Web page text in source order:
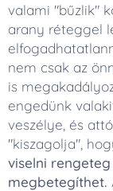
valami "bűzlik"
arany réteggel
nem csak az
is
engedünk
veszélye, és
"kiszagolja",
viselni
megbetegíthet.